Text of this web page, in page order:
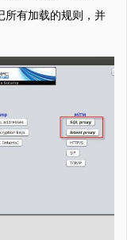
所有加载的规则，并